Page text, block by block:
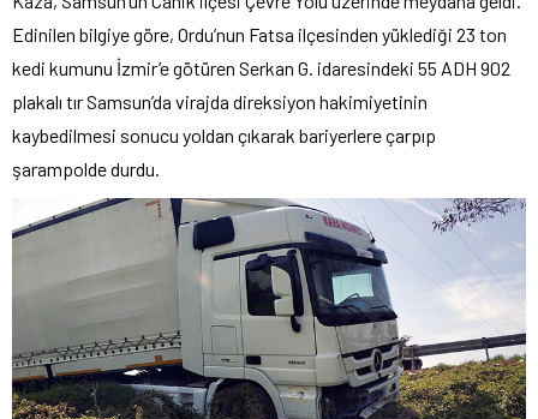
Edinilen bilgiye göre, Ordu’nun Fatsa ilçesinden yüklediği 23 ton
kedi kumunu İzmir’e götüren Serkan G. idaresindeki 55 ADH 902
plakalı tır Samsun’da virajda direksiyon hakimiyetinin
kaybedilmesi sonucu yoldan çıkarak bariyerlere çarpıp
şarampolde durdu.